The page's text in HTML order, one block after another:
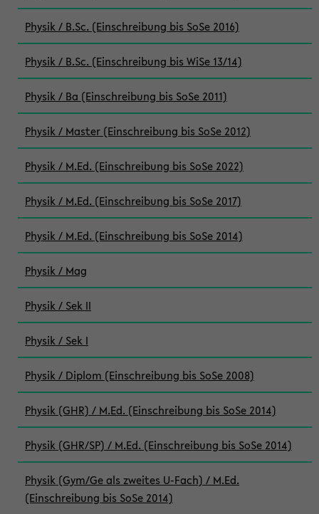
Physik / B.Sc. (Einschreibung bis SoSe 2016)
Physik / B.Sc. (Einschreibung bis WiSe 13/14)
Physik / Ba (Einschreibung bis SoSe 2011)
Physik / Master (Einschreibung bis SoSe 2012)
Physik / M.Ed. (Einschreibung bis SoSe 2022)
Physik / M.Ed. (Einschreibung bis SoSe 2017)
Physik / M.Ed. (Einschreibung bis SoSe 2014)
Physik / Mag
Physik / Sek II
Physik / Sek I
Physik / Diplom (Einschreibung bis SoSe 2008)
Physik (GHR) / M.Ed. (Einschreibung bis SoSe 2014)
Physik (GHR/SP) / M.Ed. (Einschreibung bis SoSe 2014)
Physik (Gym/Ge als zweites U-Fach) / M.Ed.
(Einschreibung bis SoSe 2014)